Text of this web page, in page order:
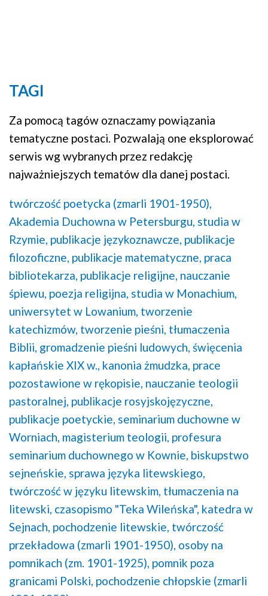
TAGI
Za pomocą tagów oznaczamy powiązania
tematyczne postaci. Pozwalają one eksplorować
serwis wg wybranych przez redakcję
najważniejszych tematów dla danej postaci.
twórczość poetycka (zmarli 1901-1950),
Akademia Duchowna w Petersburgu, studia w
Rzymie, publikacje językoznawcze, publikacje
filozoficzne, publikacje matematyczne, praca
bibliotekarza, publikacje religijne, nauczanie
śpiewu, poezja religijna, studia w Monachium,
uniwersytet w Lowanium, tworzenie
katechizmów, tworzenie pieśni, tłumaczenia
Biblii, gromadzenie pieśni ludowych, święcenia
kapłańskie XIX w., kanonia żmudzka, prace
pozostawione w rękopisie, nauczanie teologii
pastoralnej, publikacje rosyjskojęzyczne,
publikacje poetyckie, seminarium duchowne w
Worniach, magisterium teologii, profesura
seminarium duchownego w Kownie, biskupstwo
sejneńskie, sprawa języka litewskiego,
twórczość w języku litewskim, tłumaczenia na
litewski, czasopismo "Teka Wileńska", katedra w
Sejnach, pochodzenie litewskie, twórczość
przekładowa (zmarli 1901-1950), osoby na
pomnikach (zm. 1901-1925), pomnik poza
granicami Polski, pochodzenie chłopskie (zmarli